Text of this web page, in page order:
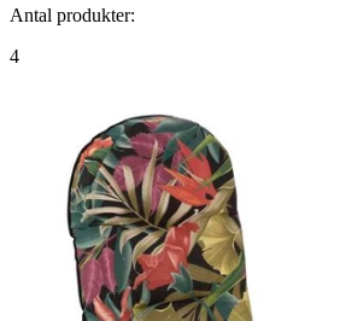
Antal produkter:
4